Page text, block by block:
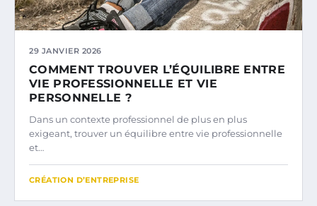
29 JANVIER 2026
COMMENT TROUVER L’ÉQUILIBRE ENTRE
VIE PROFESSIONNELLE ET VIE
PERSONNELLE ?
Dans un contexte professionnel de plus en plus
exigeant, trouver un équilibre entre vie professionnelle
et…
CRÉATION D’ENTREPRISE